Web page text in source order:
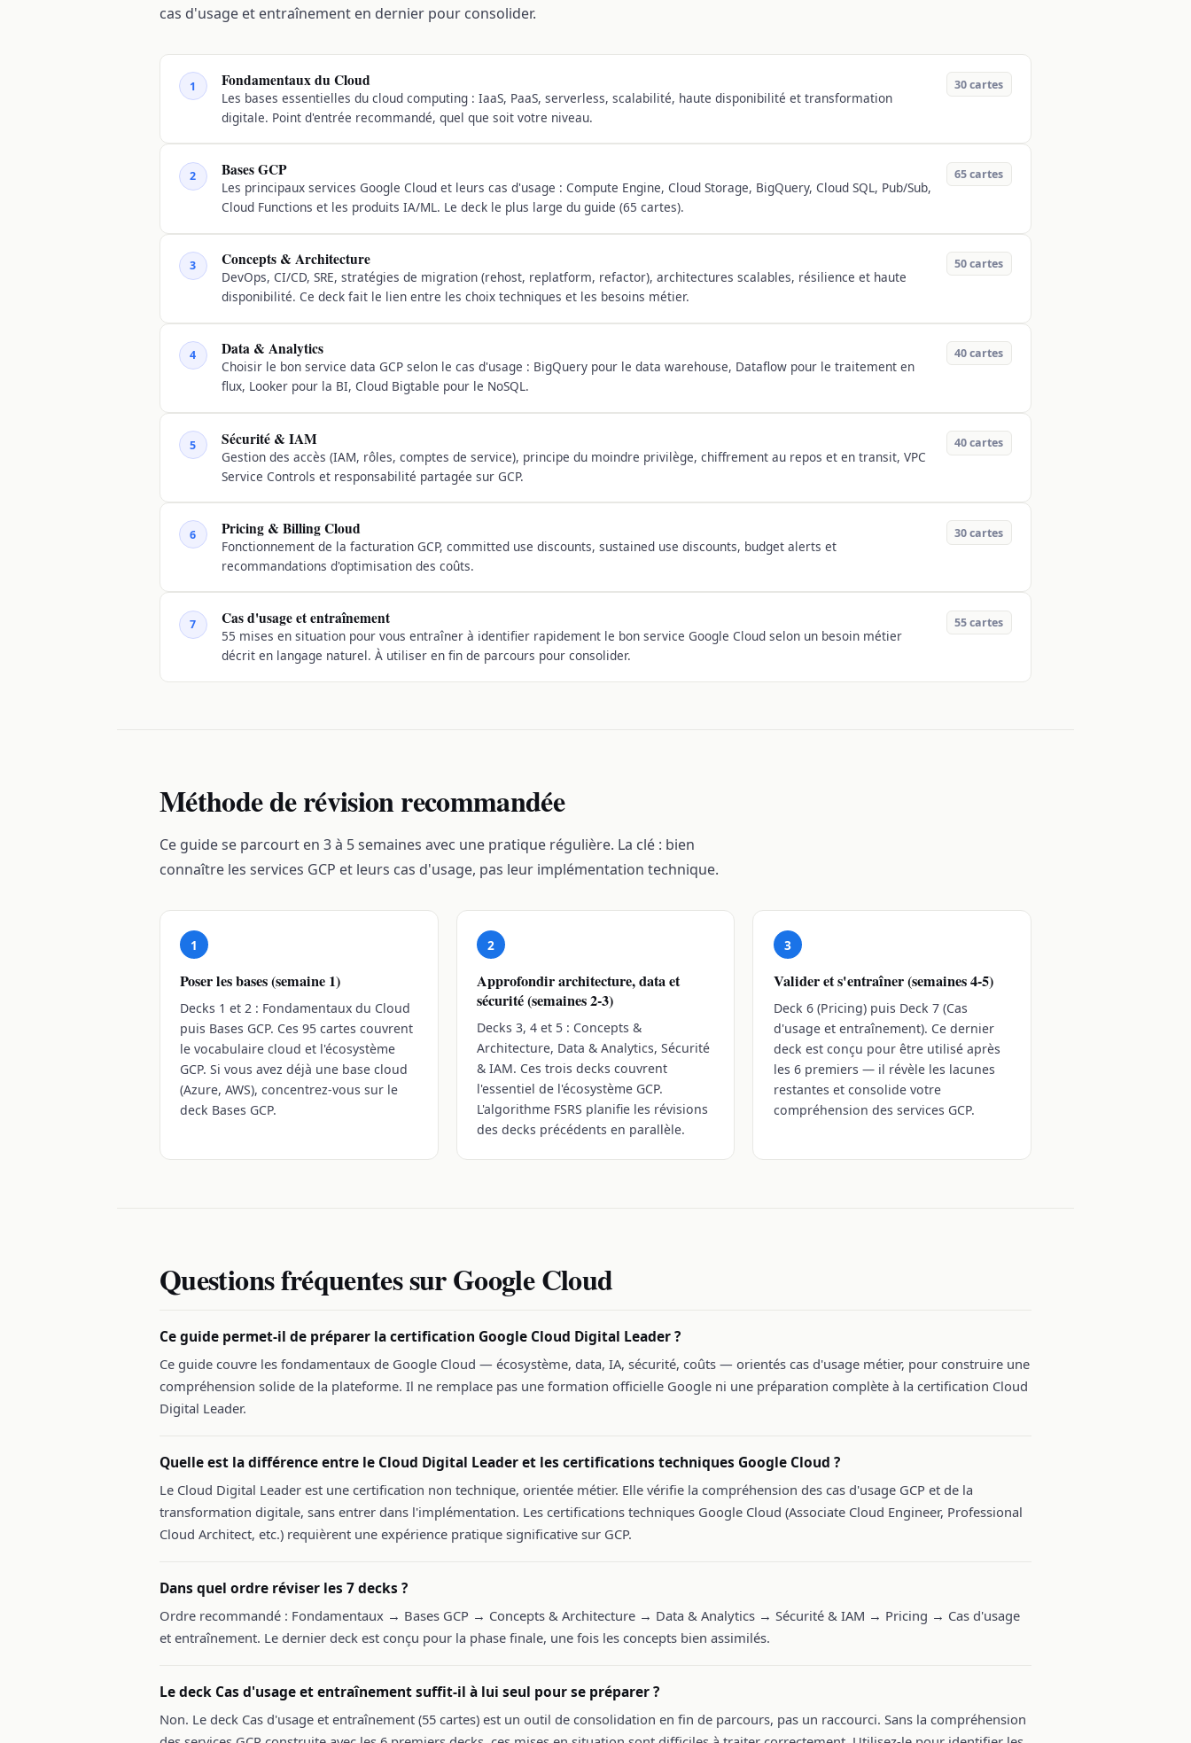
cas d'usage et entraînement en dernier pour consolider.
1 Fondamentaux du Cloud
Les bases essentielles du cloud computing : IaaS, PaaS, serverless, scalabilité, haute disponibilité et transformation
digitale. Point d'entrée recommandé, quel que soit votre niveau.
30 cartes
2 Bases GCP
Les principaux services Google Cloud et leurs cas d'usage : Compute Engine, Cloud Storage, BigQuery, Cloud SQL, Pub/Sub,
Cloud Functions et les produits IA/ML. Le deck le plus large du guide (65 cartes).
65 cartes
3 Concepts & Architecture
DevOps, CI/CD, SRE, stratégies de migration (rehost, replatform, refactor), architectures scalables, résilience et haute
disponibilité. Ce deck fait le lien entre les choix techniques et les besoins métier.
50 cartes
4 Data & Analytics
Choisir le bon service data GCP selon le cas d'usage : BigQuery pour le data warehouse, Dataflow pour le traitement en
flux, Looker pour la BI, Cloud Bigtable pour le NoSQL.
40 cartes
5 Sécurité & IAM
Gestion des accès (IAM, rôles, comptes de service), principe du moindre privilège, chiffrement au repos et en transit, VPC
Service Controls et responsabilité partagée sur GCP.
40 cartes
6 Pricing & Billing Cloud
Fonctionnement de la facturation GCP, committed use discounts, sustained use discounts, budget alerts et
recommandations d'optimisation des coûts.
30 cartes
7 Cas d'usage et entraînement
55 mises en situation pour vous entraîner à identifier rapidement le bon service Google Cloud selon un besoin métier
décrit en langage naturel. À utiliser en fin de parcours pour consolider.
55 cartes
Méthode de révision recommandée
Ce guide se parcourt en 3 à 5 semaines avec une pratique régulière. La clé : bien
connaître les services GCP et leurs cas d'usage, pas leur implémentation technique.
1
Poser les bases (semaine 1)
Decks 1 et 2 : Fondamentaux du Cloud
puis Bases GCP. Ces 95 cartes couvrent
le vocabulaire cloud et l'écosystème
GCP. Si vous avez déjà une base cloud
(Azure, AWS), concentrez-vous sur le
deck Bases GCP.
2
Approfondir architecture, data et
sécurité (semaines 2-3)
Decks 3, 4 et 5 : Concepts &
Architecture, Data & Analytics, Sécurité
& IAM. Ces trois decks couvrent
l'essentiel de l'écosystème GCP.
L'algorithme FSRS planifie les révisions
des decks précédents en parallèle.
3
Valider et s'entraîner (semaines 4-5)
Deck 6 (Pricing) puis Deck 7 (Cas
d'usage et entraînement). Ce dernier
deck est conçu pour être utilisé après
les 6 premiers — il révèle les lacunes
restantes et consolide votre
compréhension des services GCP.
Questions fréquentes sur Google Cloud
Ce guide permet-il de préparer la certification Google Cloud Digital Leader ?
Ce guide couvre les fondamentaux de Google Cloud — écosystème, data, IA, sécurité, coûts — orientés cas d'usage métier, pour construire une
compréhension solide de la plateforme. Il ne remplace pas une formation officielle Google ni une préparation complète à la certification Cloud
Digital Leader.
Quelle est la différence entre le Cloud Digital Leader et les certifications techniques Google Cloud ?
Le Cloud Digital Leader est une certification non technique, orientée métier. Elle vérifie la compréhension des cas d'usage GCP et de la
transformation digitale, sans entrer dans l'implémentation. Les certifications techniques Google Cloud (Associate Cloud Engineer, Professional
Cloud Architect, etc.) requièrent une expérience pratique significative sur GCP.
Dans quel ordre réviser les 7 decks ?
Ordre recommandé : Fondamentaux → Bases GCP → Concepts & Architecture → Data & Analytics → Sécurité & IAM → Pricing → Cas d'usage
et entraînement. Le dernier deck est conçu pour la phase finale, une fois les concepts bien assimilés.
Le deck Cas d'usage et entraînement suffit-il à lui seul pour se préparer ?
Non. Le deck Cas d'usage et entraînement (55 cartes) est un outil de consolidation en fin de parcours, pas un raccourci. Sans la compréhension